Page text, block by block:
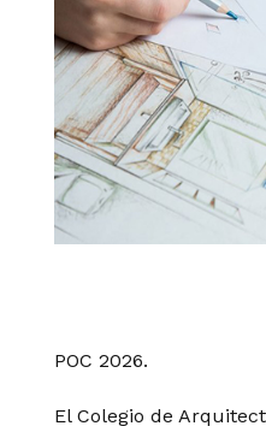
POC 2026.
El Colegio de